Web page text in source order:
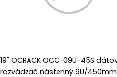
19" OCRACK OCC-09U-45S
rozvádzač nástenný 9U/